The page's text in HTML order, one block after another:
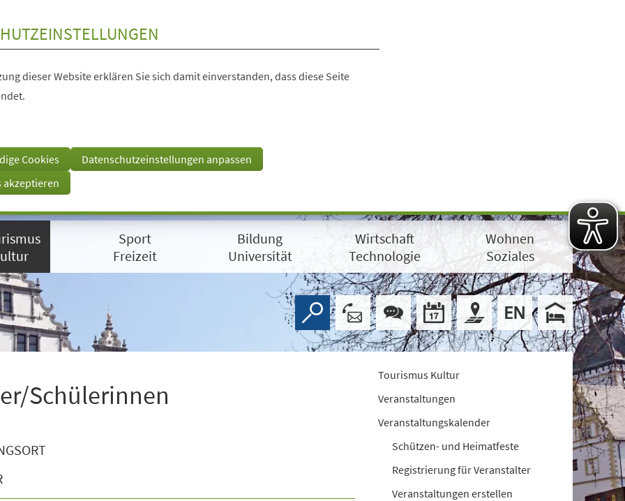
dieser Website erklären Sie sich damit einverstanden, dass diese Seite
Cookies
Datenschutzeinstellungen anpassen
akzeptieren
Sport
Freizeit
Bildung
Universität
Wirtschaft
Technologie
Wohnen
Soziales
Schülerinnen
Tourismus Kultur
Veranstaltungen
Veranstaltungskalender
Schützen- und Heimatfeste
Registrierung für Veranstalter
Veranstaltungen erstellen